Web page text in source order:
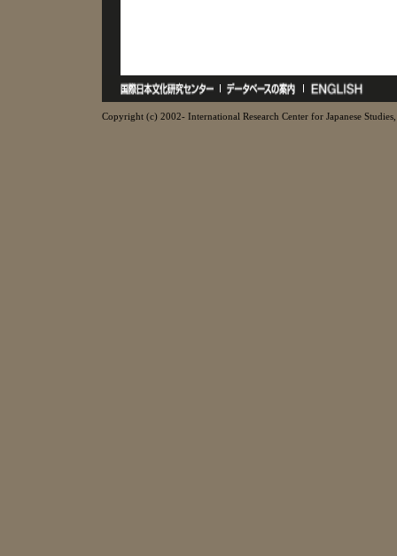
Copyright (c) 2002- International Research Center for Japanese